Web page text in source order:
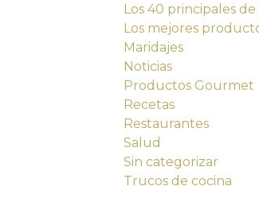
Los 40 principales
Los mejores
Maridajes
Noticias
Productos Gourmet
Recetas
Restaurantes
Salud
Sin categorizar
Trucos de cocina